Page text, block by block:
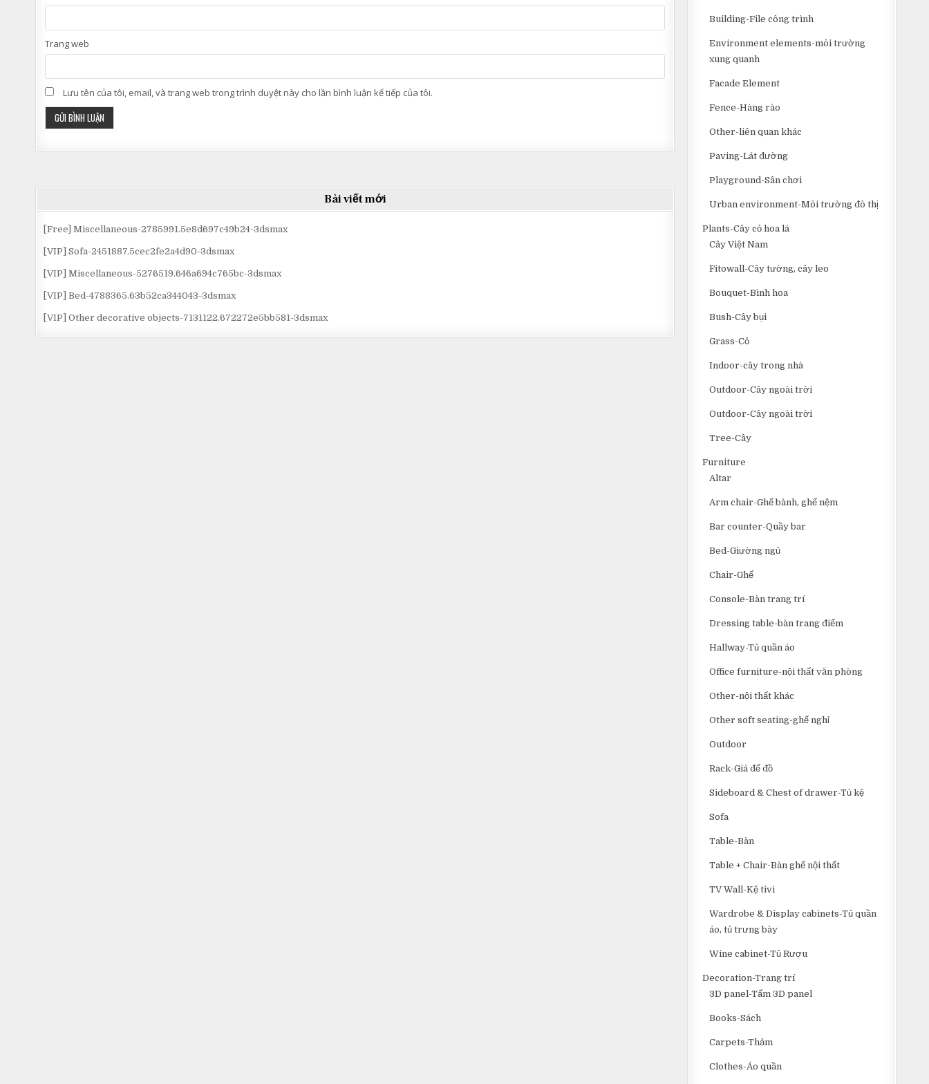
Trang web
Lưu tên của tôi, email, và trang web trong trình duyệt này cho lần bình luận kế tiếp của tôi.
Bài viết mới
[Free] Miscellaneous-2785991.5e8d697c49b24-3dsmax
[VIP] Sofa-2451887.5cec2fe2a4d90-3dsmax
[VIP] Miscellaneous-5276519.646a694c765bc-3dsmax
[VIP] Bed-4788365.63b52ca344043-3dsmax
[VIP] Other decorative objects-7131122.672272e5bb581-3dsmax
Building-File công trình
Environment elements-môi trường
xung quanh
Facade Element
Fence-Hàng rào
Other-liên quan khác
Paving-Lát đường
Playground-Sân chơi
Urban environment-Môi trường đô thị
Plants-Cây cỏ hoa lá
Cây Việt Nam
Fitowall-Cây tường, cây leo
Bouquet-Bình hoa
Bush-Cây bụi
Grass-Cỏ
Indoor-cây trong nhà
Outdoor-Cây ngoài trời
Outdoor-Cây ngoài trời
Tree-Cây
Furniture
Altar
Arm chair-Ghế bành, ghế nệm
Bar counter-Quầy bar
Bed-Giường ngủ
Chair-Ghế
Console-Bàn trang trí
Dressing table-bàn trang điểm
Hallway-Tủ quần áo
Office furniture-nội thất văn phòng
Other-nội thất khác
Other soft seating-ghế nghỉ
Outdoor
Rack-Giá để đồ
Sideboard & Chest of drawer-Tủ kệ
Sofa
Table-Bàn
Table + Chair-Bàn ghế nội thất
TV Wall-Kệ tivi
Wardrobe & Display cabinets-Tủ quần
áo, tủ trưng bày
Wine cabinet-Tủ Rượu
Decoration-Trang trí
3D panel-Tấm 3D panel
Books-Sách
Carpets-Thảm
Clothes-Áo quần